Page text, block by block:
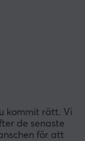
kommit rätt. Vi
de senaste
för att